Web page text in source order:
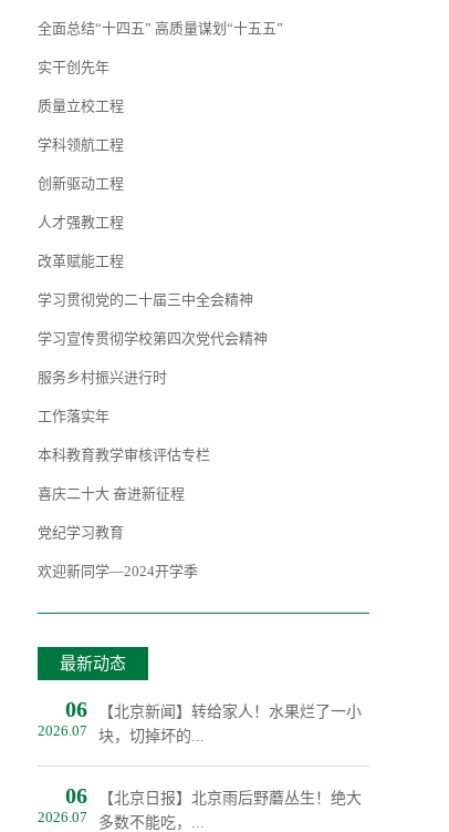
全面总结“十四五” 高质量谋划“十五五”
实干创先年
质量立校工程
学科领航工程
创新驱动工程
人才强教工程
改革赋能工程
学习贯彻党的二十届三中全会精神
学习宣传贯彻学校第四次党代会精神
服务乡村振兴进行时
工作落实年
本科教育教学审核评估专栏
喜庆二十大 奋进新征程
党纪学习教育
欢迎新同学—2024开学季
最新动态
06
2026.07
【北京新闻】转给家人！水果烂了一小
块，切掉坏的...
06
2026.07
【北京日报】北京雨后野蘑丛生！绝大
多数不能吃，...